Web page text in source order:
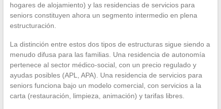
hogares de alojamiento) y las residencias de servicios para
seniors constituyen ahora un segmento intermedio en plena
estructuración.
La distinción entre estos dos tipos de estructuras sigue siendo a
menudo difusa para las familias. Una residencia de autonomía
pertenece al sector médico-social, con un precio regulado y
ayudas posibles (APL, APA). Una residencia de servicios para
seniors funciona bajo un modelo comercial, con servicios a la
carta (restauración, limpieza, animación) y tarifas libres.